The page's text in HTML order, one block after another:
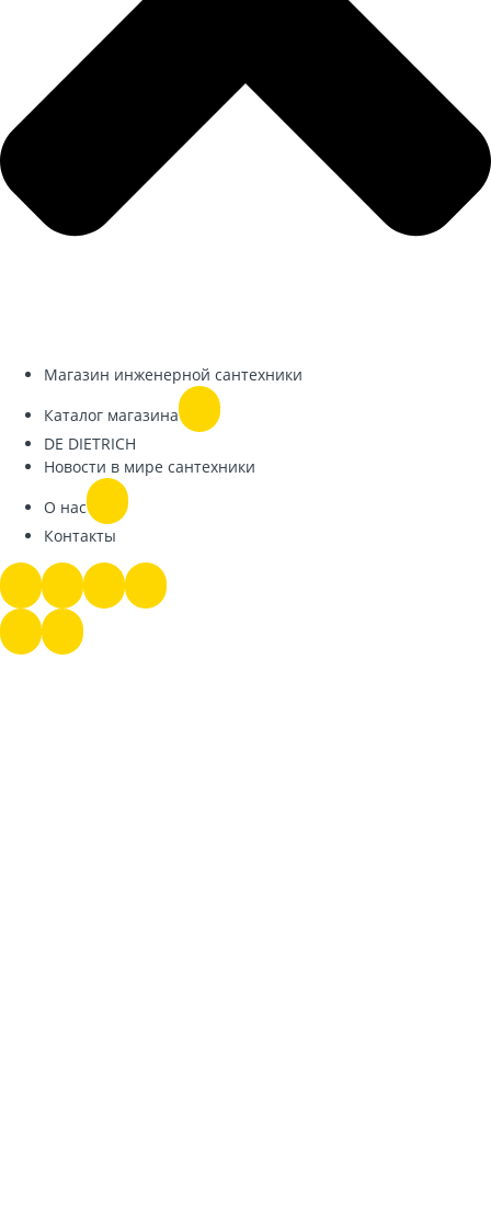
Магазин инженерной сантехники
Каталог магазина
DE DIETRICH
Новости в мире сантехники
О нас
Контакты